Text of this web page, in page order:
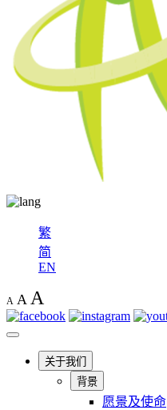
繁
简
EN
A A A
关于我们
背景
愿景及使命